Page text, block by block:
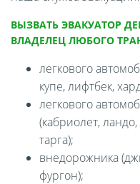
ВЫЗВАТЬ ЭВАКУАТОР
ВЛАДЕЛЕЦ ЛЮБОГО
легкового
купе, лифтбек,
легкового
(кабриолет,
тарга);
внедорожника
фургон);